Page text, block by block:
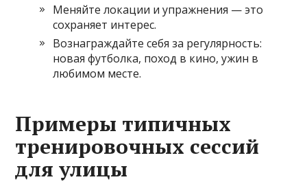
Меняйте локации и упражнения — это
сохраняет интерес.
Вознаграждайте себя за регулярность:
новая футболка, поход в кино, ужин в
любимом месте.
Примеры типичных
тренировочных сессий
для улицы